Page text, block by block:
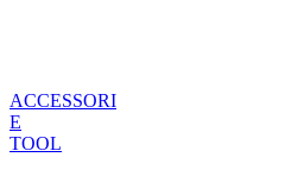
ACCESSORI
E
TOOL